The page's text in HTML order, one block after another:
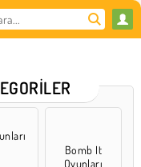
Bomb It
Oyunları